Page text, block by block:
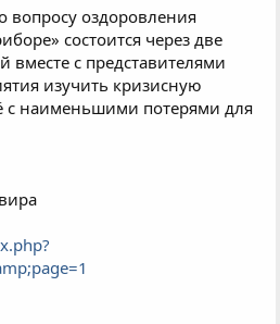
вопросу оздоровления
состоится через две
вместе с представителями
изучить кризисную
с наименьшими потерями для